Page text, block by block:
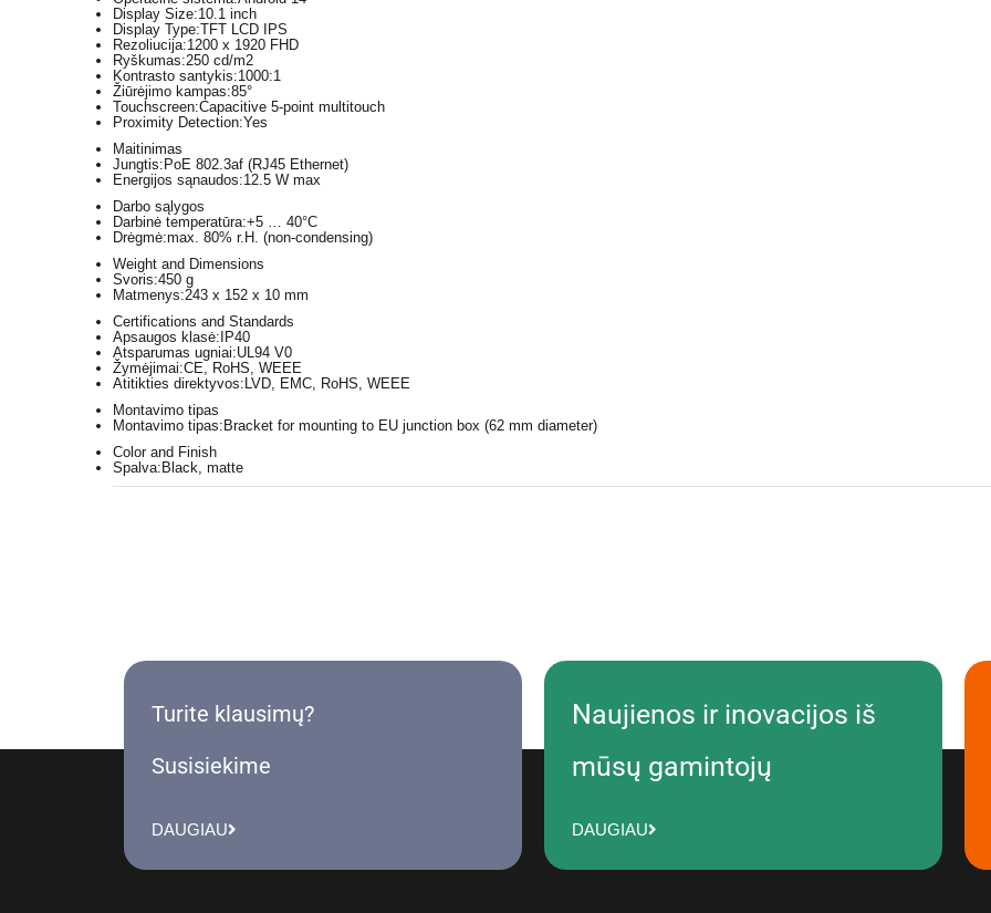
Display Size:10.1 inch
Display Type:TFT LCD IPS
Rezoliucija:1200 x 1920 FHD
Ryškumas:250 cd/m2
Kontrasto santykis:1000:1
Žiūrėjimo kampas:85°
Touchscreen:Capacitive 5-point multitouch
Proximity Detection:Yes
Maitinimas
Jungtis:PoE 802.3af (RJ45 Ethernet)
Energijos sąnaudos:12.5 W max
Darbo sąlygos
Darbinė temperatūra:+5 … 40°C
Drėgmė:max. 80% r.H. (non-condensing)
Weight and Dimensions
Svoris:450 g
Matmenys:243 x 152 x 10 mm
Certifications and Standards
Apsaugos klasė:IP40
Atsparumas ugniai:UL94 V0
Žymėjimai:CE, RoHS, WEEE
Atitikties direktyvos:LVD, EMC, RoHS, WEEE
Montavimo tipas
Montavimo tipas:Bracket for mounting to EU junction box (62 mm diameter)
Color and Finish
Spalva:Black, matte
Turite klausimų?
Susisiekime
DAUGIAU
Naujienos ir inovacijos iš
mūsų gamintojų
DAUGIAU